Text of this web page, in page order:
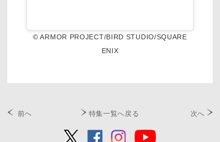
© ARMOR PROJECT/BIRD STUDIO/SQUARE
ENIX
前へ 特集一覧へ戻る 次へ